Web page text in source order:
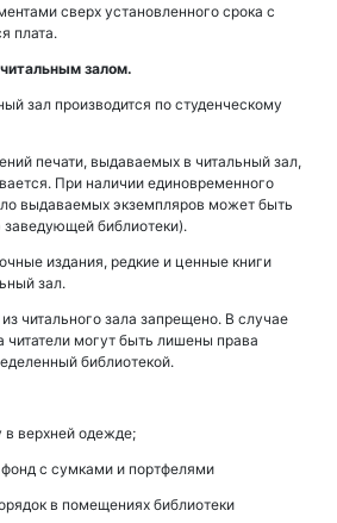
сверх установленного срока с
плата.
залом.
зал производится по студенческому
печати, выдаваемых в читальный зал,
При наличии единовременного
выдаваемых экземпляров может быть
библиотеки).
издания, редкие и ценные книги
зал.
читального зала запрещено. В случае
читатели могут быть лишены права
библиотекой.
верхней одежде;
с сумками и портфелями
в помещениях библиотеки